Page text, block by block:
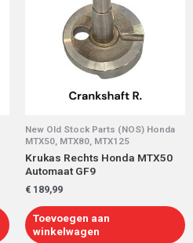
New Old Stock Parts (NOS) Honda
MTX50, MTX80, MTX125
Krukas Rechts Honda MTX50
Automaat GF9
€ 189,99
Toevoegen aan
winkelwagen